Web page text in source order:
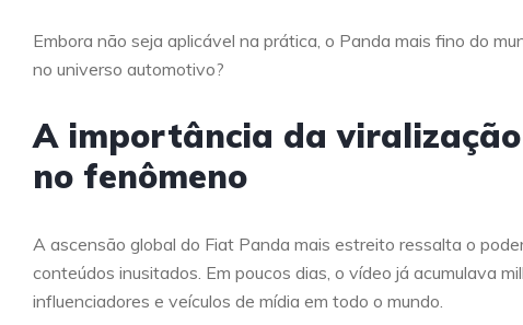
Embora não seja aplicável na prática, o Panda mais fino do
no universo automotivo?
A importância da
no fenômeno
A ascensão global do Fiat Panda mais estreito ressalta o
conteúdos inusitados. Em poucos dias, o vídeo já acumulava
influenciadores e veículos de mídia em todo o mundo.